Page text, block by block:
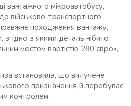
вантажного мікроавтобусу,
військово-транспортного
походження вантажу,
з якими деталь нібито
мостом вартістю 280 євро»,
встановила, що вилучене
призначення й перебуває
контролем.